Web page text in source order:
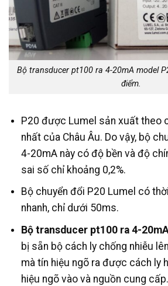
Bộ transducer pt100 ra 4-20mA model
điểm.
P20 được Lumel sản xuất theo
nhất của Châu Âu. Do vậy, bộ
4-20mA này có độ bền và độ
sai số chỉ khoảng 0,2%.
Bộ chuyển đổi P20 Lumel có
nhanh, chỉ dưới 50ms.
Bộ transducer pt100 ra 4-
bị sẵn bộ cách ly chống nhiễu
mà tín hiệu ngõ ra được cách ly
hiệu ngõ vào và nguồn cung cấp.